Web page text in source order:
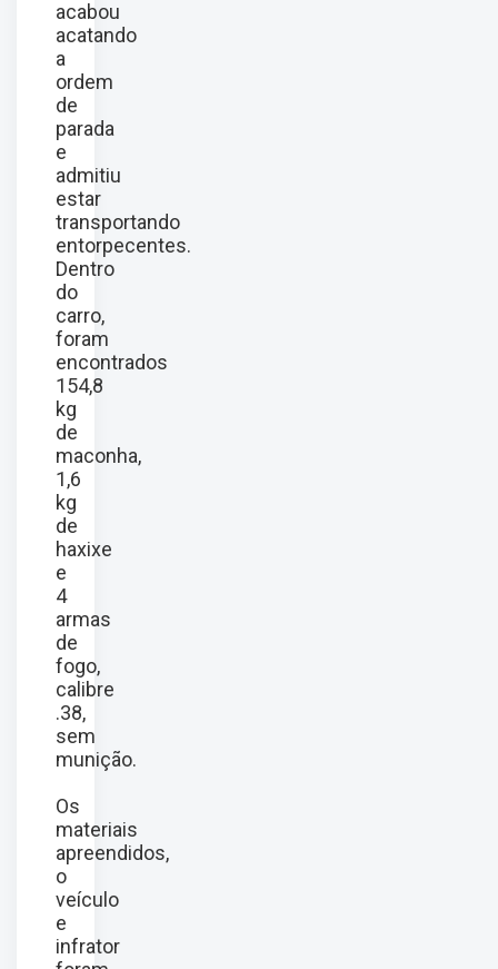
acabou
acatando
a
ordem
de
parada
e
admitiu
estar
transportando
entorpecentes.
Dentro
do
carro,
foram
encontrados
154,8
kg
de
maconha,
1,6
kg
de
haxixe
e
4
armas
de
fogo,
calibre
.38,
sem
munição.
Os
materiais
apreendidos,
o
veículo
e
infrator